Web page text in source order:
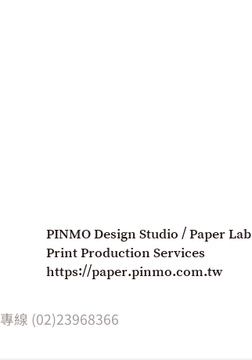
PINMO Design Studio / Paper Lab
Print Production Services
https://paper.pinmo.com.tw
線 (02)23968366